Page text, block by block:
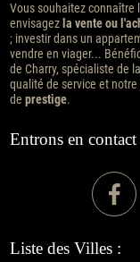
Vous souhaitez connaître
envisagezla vente ou
; investir dans un
vendre en viager...
de Charry, spécialiste de la
qualité de service et
de prestige.
Entrons en contact
Liste des Villes :